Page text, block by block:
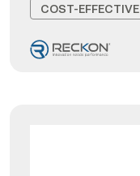
COST-EFFECTIVE